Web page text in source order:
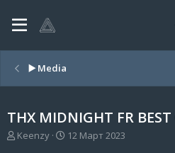
▶️ Media
THX MIDNIGHT FR BEST
А
Keenzy
Д12 Март 2023